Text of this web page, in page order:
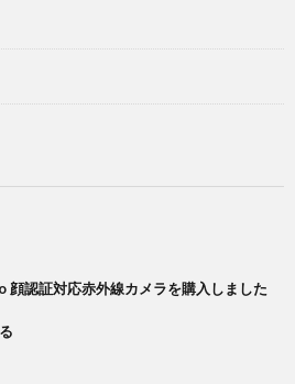
認証対応赤外線カメラを購入しました